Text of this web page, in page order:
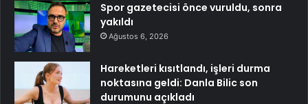
Spor gazetecisi önce vuruldu, sonra
yakıldı
Ağustos 6, 2026
Hareketleri kısıtlandı, işleri durma
noktasına geldi: Danla Bilic son
durumunu açıkladı